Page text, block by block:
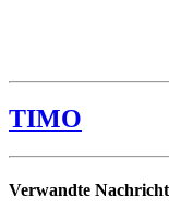
TIMO
Verwandte